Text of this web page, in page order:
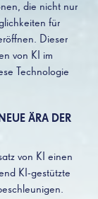
die nicht nur
für
Dieser
von KI im
Technologie
ÄRA DER
von KI einen
KI-gestützte